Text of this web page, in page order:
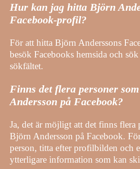
Hur kan jag hitta Björn
Facebook-profil?
För att hitta Björn Anderssons
besök Facebooks hemsida och
sökfältet.
Finns det flera personer
Andersson på Facebook?
Ja, det är möjligt att det finns flera
Björn Andersson på Facebook.
person, titta efter profilbilden och
ytterligare information som kan